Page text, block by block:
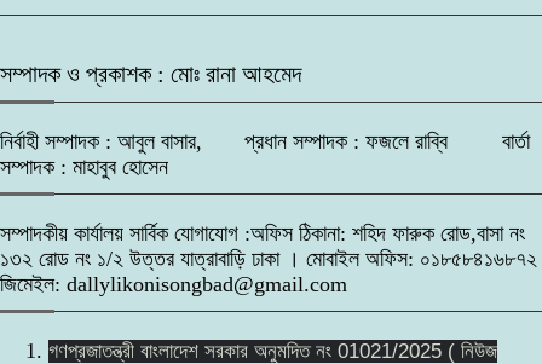
সম্পাদক ও প্রকাশক : মোঃ রানা আহমেদ
নির্বাহী সম্পাদক : আবুল বাসার, প্রধান সম্পাদক : ফজলে রাব্বি বার্তা
সম্পাদক : মাহাবুব হোসেন
সম্পাদকীয় কার্যালয় সার্বিক যোগাযোগ :অফিস ঠিকানা: শহিদ ফারুক রোড,বাসা নং
১৩২ রোড নং ১/২ উত্তর যাত্রাবাড়ি ঢাকা । মোবাইল অফিস: ০১৮৫৮৪১৬৮৭২
জিমেইল: dallylikonisongbad@gmail.com
গণপ্রজাতন্ত্রী বাংলাদেশ সরকার অনুমদিত নং 01021/2025 ( নিউজ